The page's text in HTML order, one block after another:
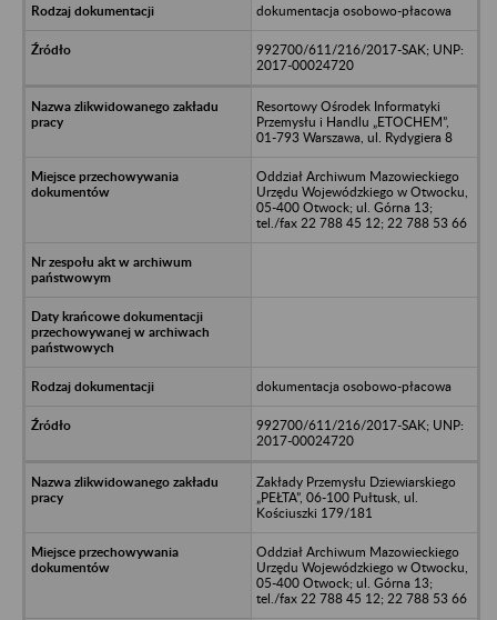
dokumentacja osobowo-płacowa
992700/611/216/2017-SAK; UNP:
2017-00024720
Resortowy Ośrodek Informatyki
Przemysłu i Handlu „ETOCHEM”,
01-793 Warszawa, ul. Rydygiera 8
Oddział Archiwum Mazowieckiego
Urzędu Wojewódzkiego w Otwocku,
05-400 Otwock; ul. Górna 13;
tel./fax 22 788 45 12; 22 788 53 66
dokumentacja osobowo-płacowa
992700/611/216/2017-SAK; UNP:
2017-00024720
Zakłady Przemysłu Dziewiarskiego
„PEŁTA”, 06-100 Pułtusk, ul.
Kościuszki 179/181
Oddział Archiwum Mazowieckiego
Urzędu Wojewódzkiego w Otwocku,
05-400 Otwock; ul. Górna 13;
tel./fax 22 788 45 12; 22 788 53 66